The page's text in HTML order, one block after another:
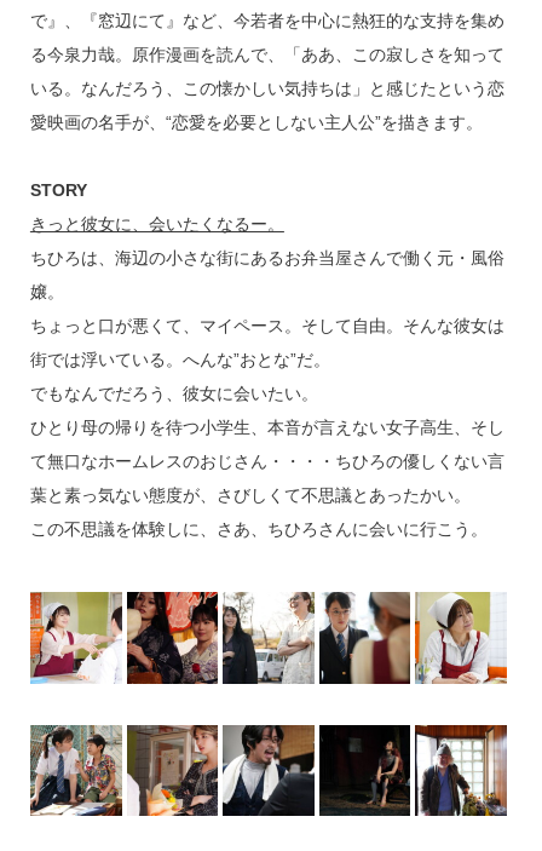
で』、『窓辺にて』など、今若者を中心に熱狂的な支持を集め
る今泉力哉。原作漫画を読んで、「ああ、この寂しさを知って
いる。なんだろう、この懐かしい気持ちは」と感じたという恋
愛映画の名手が、“恋愛を必要としない主人公”を描きます。
STORY
きっと彼女に、会いたくなるー。
ちひろは、海辺の小さな街にあるお弁当屋さんで働く元・風俗
嬢。
ちょっと口が悪くて、マイペース。そして自由。そんな彼女は
街では浮いている。へんな”おとな”だ。
でもなんでだろう、彼女に会いたい。
ひとり母の帰りを待つ小学生、本音が言えない女子高生、そし
て無口なホームレスのおじさん・・・・ちひろの優しくない言
葉と素っ気ない態度が、さびしくて不思議とあったかい。
この不思議を体験しに、さあ、ちひろさんに会いに行こう。